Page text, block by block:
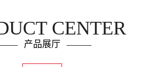
CENTER
产品展厅